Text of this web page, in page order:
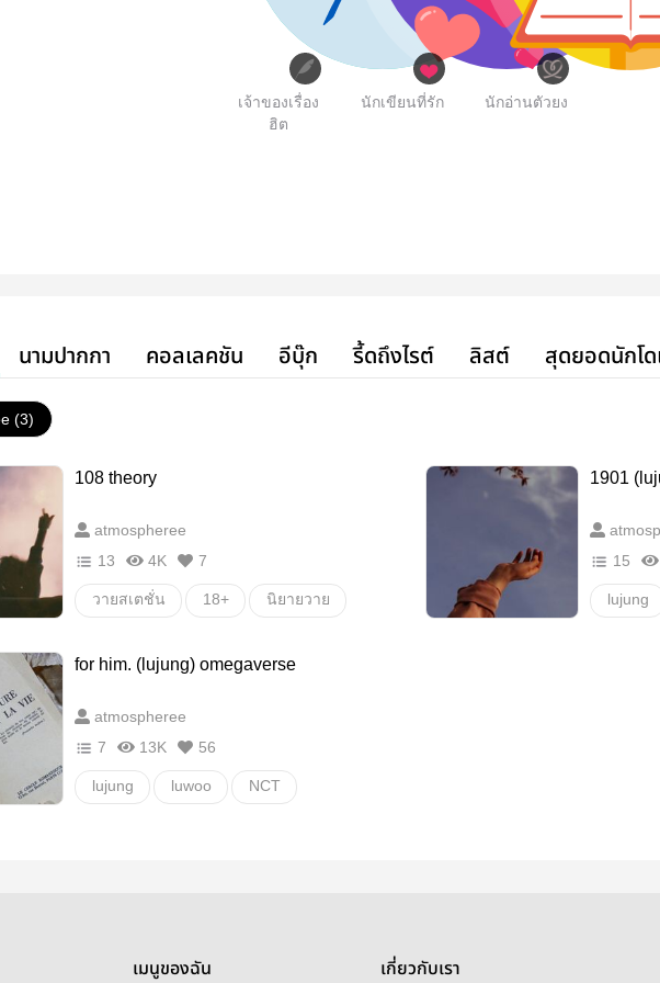
เจ้าของเรื่อง
ฮิต
นักเขียนที่รัก นักอ่านตัวยง
นามปากกา คอลเลคชัน อีบุ๊ก รี้ดถึงไรต์ ลิสต์ สุดยอดนักโ
(3)
108 theory
atmospheree
13
4K 7
วายสเตชั่น 18+ นิยายวาย
Boylove/Yaoi
1901
15
lujung
for him. (lujung) omegaverse
atmospheree
7
13K 56
lujung luwoo NCT
เมนูของฉัน เกี่ยวกับเรา